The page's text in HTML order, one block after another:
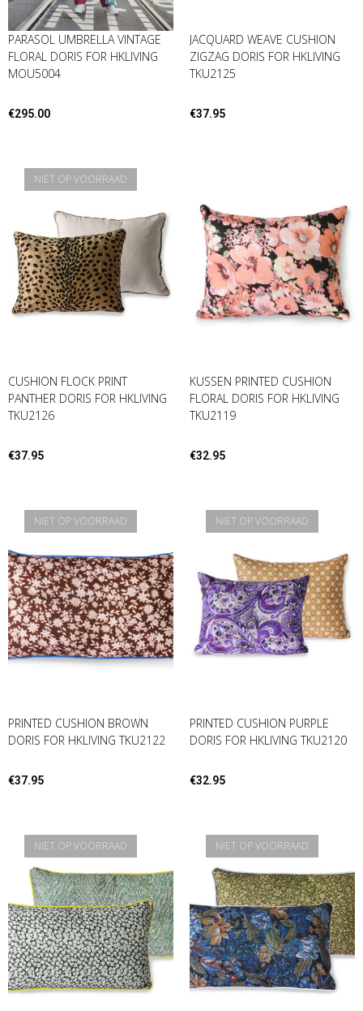
PARASOL UMBRELLA VINTAGE
FLORAL DORIS FOR HKLIVING
MOU5004
€295.00
JACQUARD WEAVE CUSHION
ZIGZAG DORIS FOR HKLIVING
TKU2125
€37.95
NIET OP VOORRAAD
CUSHION FLOCK PRINT
PANTHER DORIS FOR HKLIVING
TKU2126
€37.95
KUSSEN PRINTED CUSHION
FLORAL DORIS FOR HKLIVING
TKU2119
€32.95
NIET OP VOORRAAD
PRINTED CUSHION BROWN
DORIS FOR HKLIVING TKU2122
€37.95
NIET OP VOORRAAD
PRINTED CUSHION PURPLE
DORIS FOR HKLIVING TKU2120
€32.95
NIET OP VOORRAAD NIET OP VOORRAAD